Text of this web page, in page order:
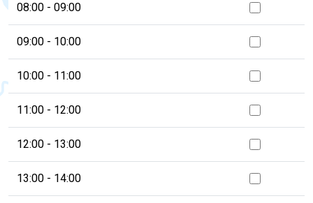
08:00 - 09:00
09:00 - 10:00
10:00 - 11:00
11:00 - 12:00
12:00 - 13:00
13:00 - 14:00